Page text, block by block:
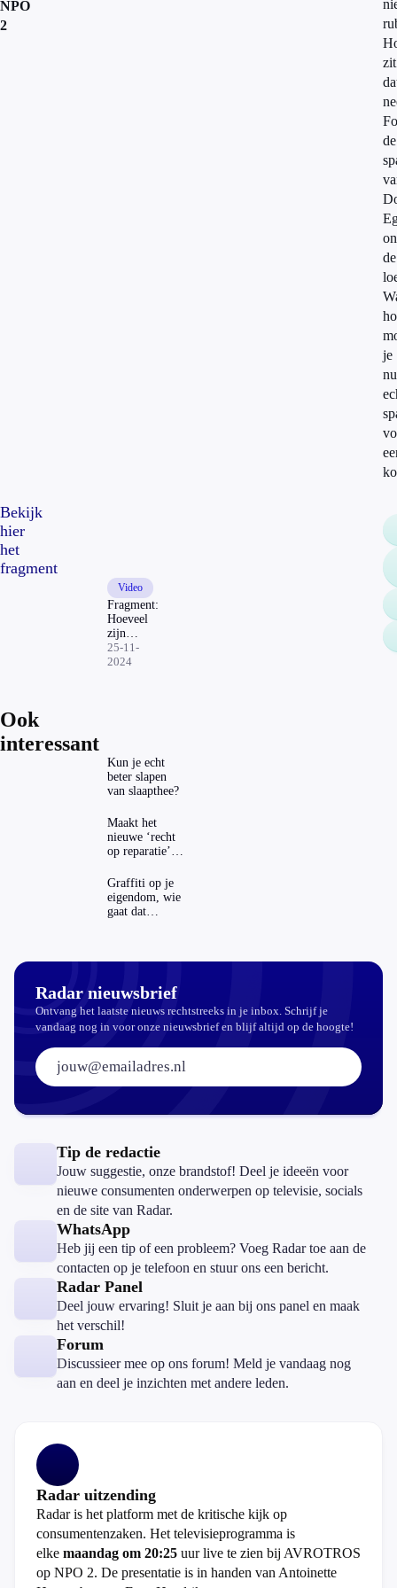
NPO
2
zit
de
de
je
nu
Bekijk
hier
het
fragment
Video
Fragment:
Hoeveel
zijn
Douwe
Egberts
25-11-
2024
Ook
interessant
Kun je echt
beter slapen
van slaapthee?
Maakt het
nieuwe ‘recht
op reparatie’
echt
aantrekkelijker?
Graffiti op je
eigendom, wie
gaat dat
Radar nieuwsbrief
Ontvang het laatste nieuws rechtstreeks in je inbox. Schrijf je
vandaag nog in voor onze nieuwsbrief en blijf altijd op de hoogte!
E-mailadres:
Tip de redactie
Jouw suggestie, onze brandstof! Deel je ideeën voor
nieuwe consumenten onderwerpen op televisie, socials
en de site van Radar.
WhatsApp
Heb jij een tip of een probleem? Voeg Radar toe aan de
contacten op je telefoon en stuur ons een bericht.
Radar Panel
Deel jouw ervaring! Sluit je aan bij ons panel en maak
het verschil!
Forum
Discussieer mee op ons forum! Meld je vandaag nog
aan en deel je inzichten met andere leden.
Radar uitzending
Radar is het platform met de kritische kijk op
consumentenzaken. Het televisieprogramma is
elke maandag om 20:25 uur live te zien bij AVROTROS
op NPO 2. De presentatie is in handen van Antoinette